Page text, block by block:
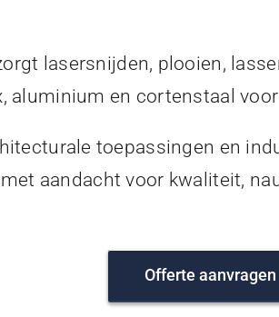
lasersnijden, plooien,
aluminium en cortenstaal
toepassingen en
aandacht voor kwaliteit,
Offerte aanvragen